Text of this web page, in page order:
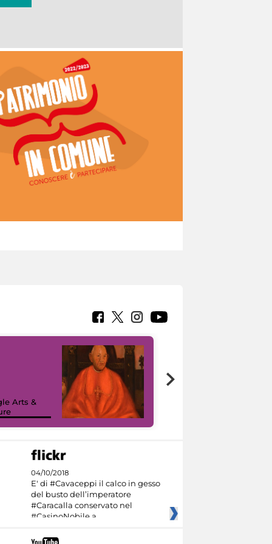
Arts &
04/10/2018
E' di #Cavaceppi il calco in gesso
del busto dell’imperatore
#Caracalla conservato nel
#CasinoNobile a